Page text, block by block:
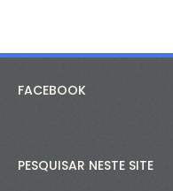
FACEBOOK
PESQUISAR NESTE SITE